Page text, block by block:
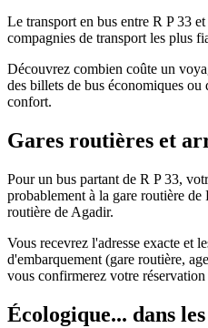
Le transport en bus entre R P 33
compagnies de transport les plus
Découvrez combien coûte un
des billets de bus économiques
confort.
Gares routières et
Pour un bus partant de R P 33,
probablement à la gare routière de
routière de Agadir.
Vous recevrez l'adresse exacte et
d'embarquement (gare routière,
vous confirmerez votre
Écologique... dans